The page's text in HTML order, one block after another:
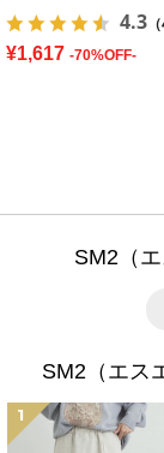
4.3
¥1,617 -70%OFF-
SM2（
SM2（エス
1